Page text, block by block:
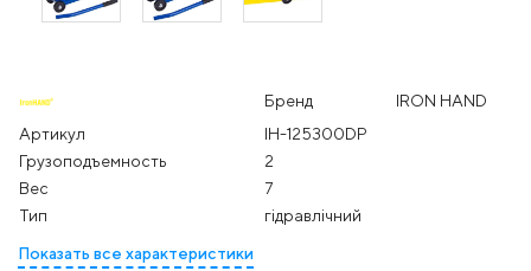
Бренд
IRON HAND
Артикул
IH-125300DP
Грузоподъемность
2
Вес
7
Тип
гідравлічний
Показать все характеристики